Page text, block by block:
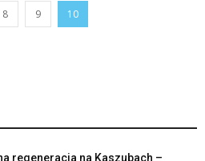
8 9 10
regeneracja na Kaszubach –